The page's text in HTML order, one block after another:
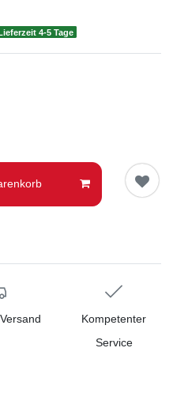
4-5 Tage
Kompetenter
Service